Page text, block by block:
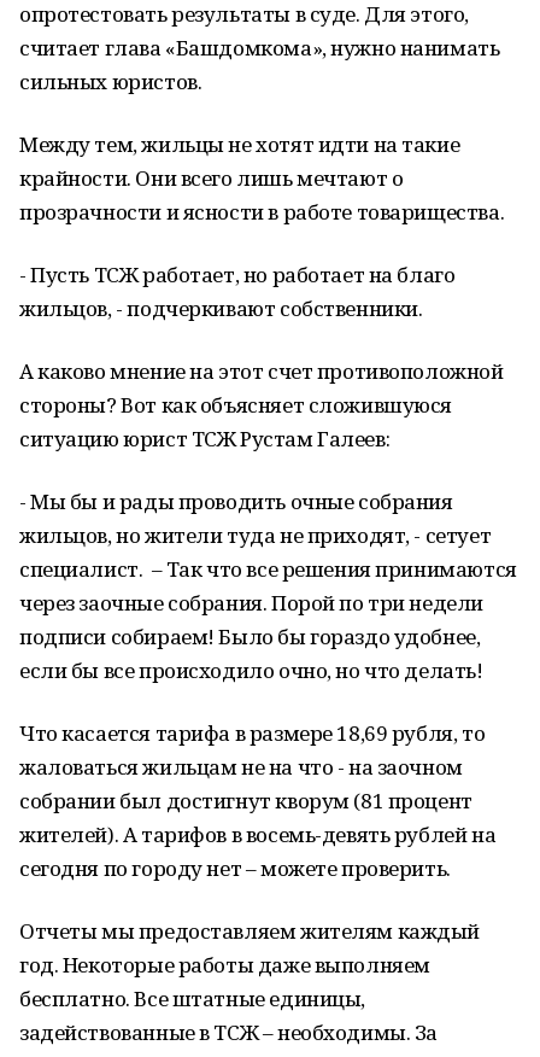
опротестовать результаты в суде. Для этого,
считает глава «Башдомкома», нужно нанимать
сильных юристов.
Между тем, жильцы не хотят идти на такие
крайности. Они всего лишь мечтают о
прозрачности и ясности в работе товарищества.
- Пусть ТСЖ работает, но работает на благо
жильцов, - подчеркивают собственники.
А каково мнение на этот счет противоположной
стороны? Вот как объясняет сложившуюся
ситуацию юрист ТСЖ Рустам Галеев:
- Мы бы и рады проводить очные собрания
жильцов, но жители туда не приходят, - сетует
специалист. – Так что все решения принимаются
через заочные собрания. Порой по три недели
подписи собираем! Было бы гораздо удобнее,
если бы все происходило очно, но что делать!
Что касается тарифа в размере 18,69 рубля, то
жаловаться жильцам не на что - на заочном
собрании был достигнут кворум (81 процент
жителей). А тарифов в восемь-девять рублей на
сегодня по городу нет – можете проверить.
Отчеты мы предоставляем жителям каждый
год. Некоторые работы даже выполняем
бесплатно. Все штатные единицы,
задействованные в ТСЖ – необходимы. За